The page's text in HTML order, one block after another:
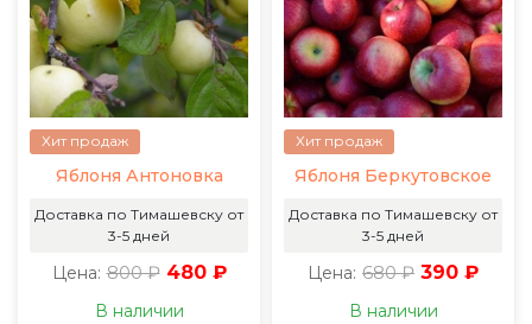
Хит продаж
Яблоня Антоновка
Доставка по Тимашевску от
3-5 дней
Цена: 800 ₽ 480 ₽
В наличии
Хит продаж
Яблоня Беркутовское
Доставка по Тимашевску от
3-5 дней
Цена: 680 ₽ 390 ₽
В наличии